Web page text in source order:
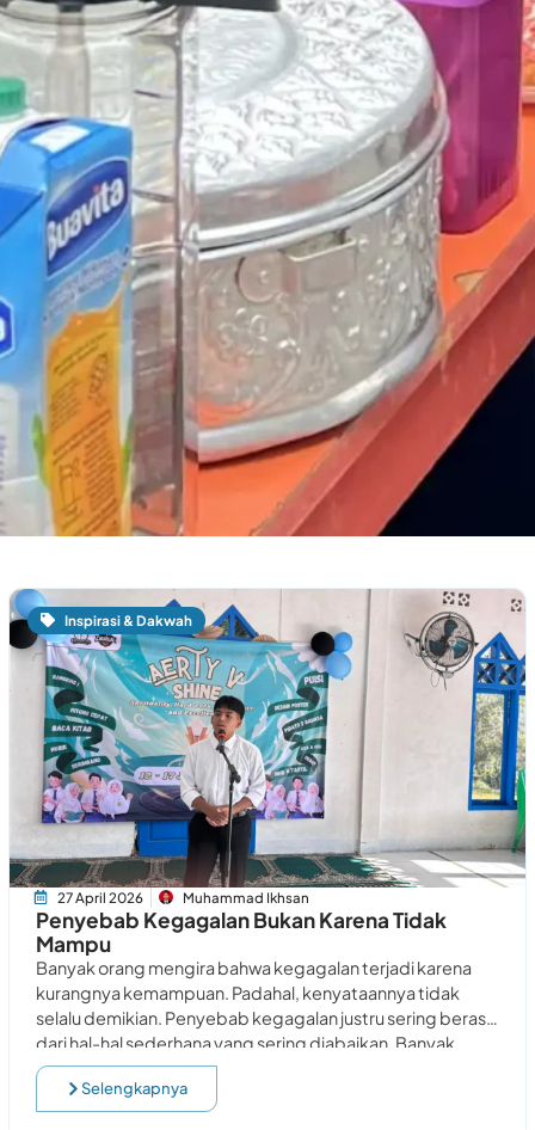
Inspirasi & Dakwah
27 April 2026 Muhammad Ikhsan
Penyebab Kegagalan Bukan Karena Tidak
Mampu
Banyak orang mengira bahwa kegagalan terjadi karena
kurangnya kemampuan. Padahal, kenyataannya tidak
selalu demikian. Penyebab kegagalan justru sering berasal
dari hal-hal sederhana yang sering diabaikan. Banyak
orang sebenarnya mampu. Namun,
Selengkapnya